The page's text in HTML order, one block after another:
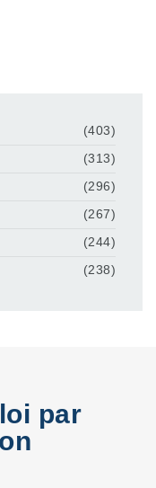
(403)
(313)
(296)
(267)
(244)
(238)
par